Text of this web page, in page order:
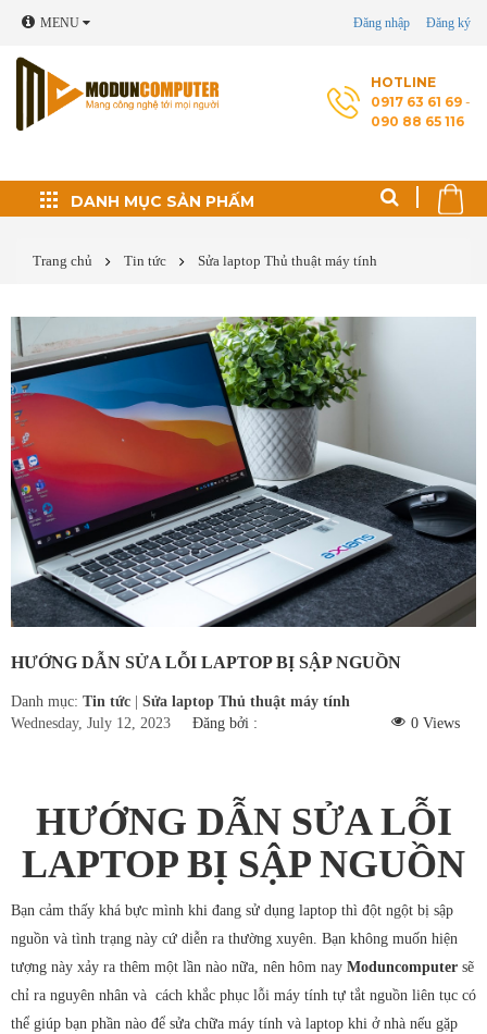
MENU
Thủ thuật máy tính
mềm theo yêu cầu
Cứu dữ liệu - Phục
Sửa laptop
Hàn bản lề laptop
Sửa màn hình LCD
Sửa mainboard
Sửa PC
Thay bàn phím
laptop
Thay màn hình
Thay pin laptop
Đăng ký
Đăng nhập
HOTLINE
0917 63 61 69 -
090 88 65 116
DANH MỤC SẢN PHẤM
Trang chủ Tin tức Sửa laptop Thủ thuật máy tính
HƯỚNG DẪN SỬA LỖI LAPTOP BỊ SẬP NGUỒN
Danh mục: Tin tức Sửa laptop Thủ thuật máy tính
Wednesday, July 12, 2023
Đăng bởi : 0 Views
HƯỚNG DẪN SỬA LỖI
LAPTOP BỊ SẬP NGUỒN
Bạn cảm thấy khá bực mình khi đang sử dụng laptop thì đột ngột bị sập
nguồn và tình trạng này cứ diễn ra thường xuyên. Bạn không muốn hiện
tượng này xảy ra thêm một lần nào nữa, nên hôm nay Moduncomputer sẽ
chỉ ra nguyên nhân và cách khắc phục lỗi máy tính tự tắt nguồn liên tục có
thể giúp bạn phần nào để sửa chữa máy tính và laptop khi ở nhà nếu gặp